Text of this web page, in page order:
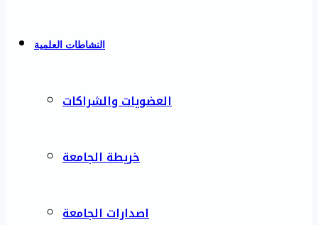
النشاطات العلمية
العضويات والشراكات
خريطة الجامعة
اصدارات الجامعة